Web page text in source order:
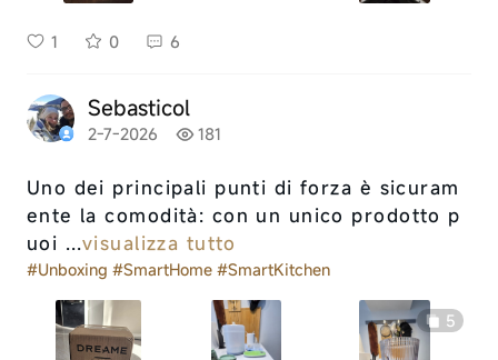
1 0 6
Sebasticol
2-7-2026 181
Uno dei principali punti di forza è sicuram
ente la comodità: con un unico prodotto p
uoi ...visualizza tutto
#Unboxing #SmartHome #SmartKitchen
5